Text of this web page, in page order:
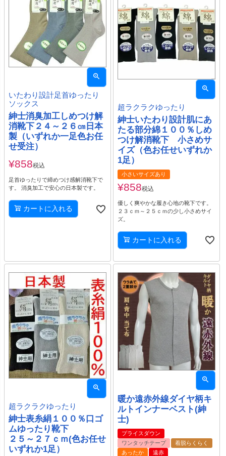
いたわり設計足首ゆったり
ソックス
紳士消臭加工しめつけ解
消靴下２４～２６㎝日本
製（いずれか一足色お任
せ受注）
¥858税込
足首ゆったりで締めつけ感解消靴下で
す。 消臭加工で安心の日本製です。
カートに入れる
超ラクラクゆったり
紳士いたわり設計肌にあ
たる部分綿１００％しめ
つけ解消靴下 小さめサ
イズ（色お任せいずれか
1足）
小さいサイズあり
¥858税込
優しく爽やかな履き心地の靴下です。
２３ｃｍ～２５ｃｍの少し小さめサイ
ズ。
カートに入れる
超ラクラクゆったり
紳士表糸絹１００％口ゴ
ムゆったり靴下
２５～２７ｃｍ(色お任せ
いずれか1足）
暖か遠赤外線ダイヤ柄キ
ルトインナーベスト(紳
士)
プライスダウン
ワンタッチテープ
着脱らくらく
あったか
遠赤